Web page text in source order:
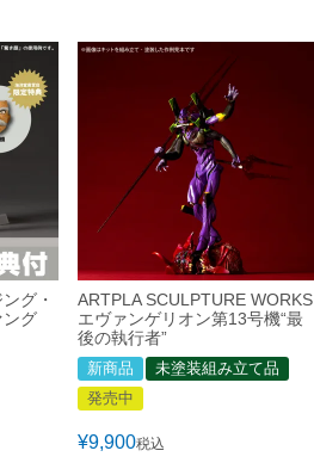
グ・
グ
ARTPLA SCULPTURE WORKS
エヴァンゲリオン第13号機“最
後の執行者”
新商品
未塗装組み立て品
発売中
¥9,900税込